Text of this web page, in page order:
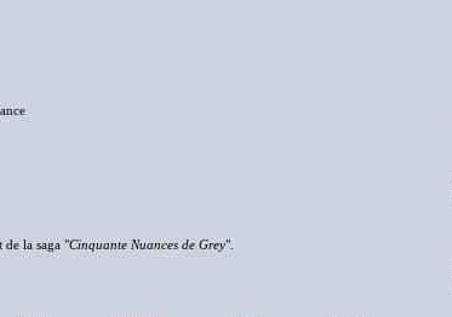
de la saga "Cinquante Nuances de Grey".